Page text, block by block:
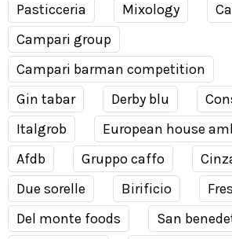
Pasticceria
Mixology
Campari group
Campari barman competition
Gin tabar
Derby blu
Italgrob
European house
Afdb
Gruppo caffo
Due sorelle
Birificio
Del monte foods
San